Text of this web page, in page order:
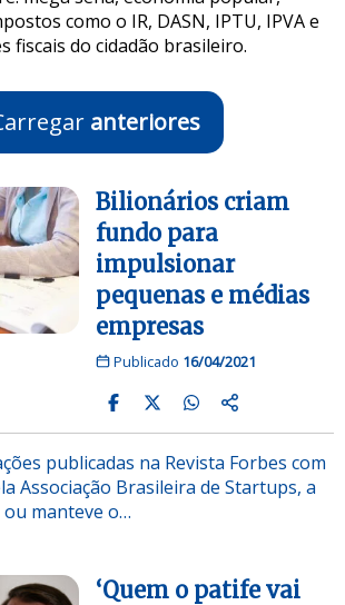
como o IR, DASN, IPTU, IPVA e
fiscais do cidadão brasileiro.
anteriores
Bilionários criam
fundo para
impulsionar
pequenas e médias
empresas
Publicado 16/04/2021
publicadas na Revista Forbes com
Associação Brasileira de Startups, a
manteve o…
‘Quem o patife vai